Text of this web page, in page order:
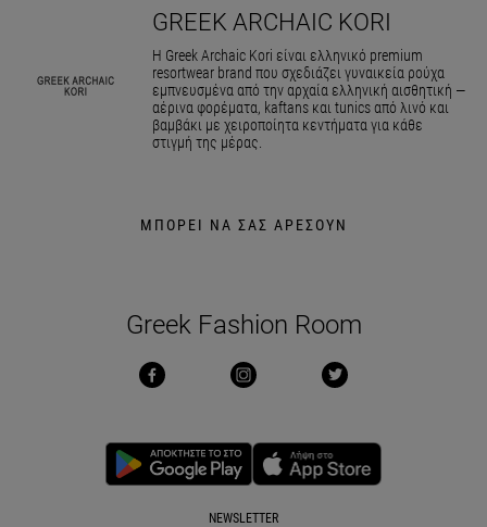
GREEK ARCHAIC KORI
Η Greek Archaic Kori είναι ελληνικό premium
resortwear brand που σχεδιάζει γυναικεία ρούχα
εμπνευσμένα από την αρχαία ελληνική αισθητική —
αέρινα φορέματα, kaftans και tunics από λινό και
βαμβάκι με χειροποίητα κεντήματα για κάθε
στιγμή της μέρας.
ΜΠΟΡΕΙ ΝΑ ΣΑΣ ΑΡΕΣΟΥΝ
Greek Fashion Room
NEWSLETTER